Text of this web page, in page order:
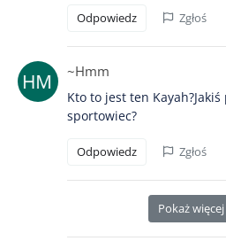
Odpowiedz Zgłoś
~Hmm
Kto to jest ten
sportowiec?
Odpowiedz Zgłoś
Pokaż